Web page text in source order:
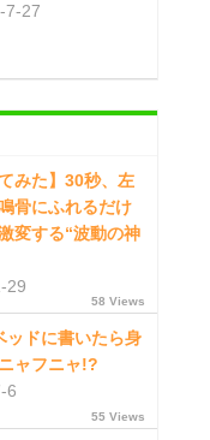
7-27
てみた】30秒、左
骨にふれるだけ
変する“波動の神
29
58 Views
ッドに書いたら身
ャフニャ!?
6
55 Views